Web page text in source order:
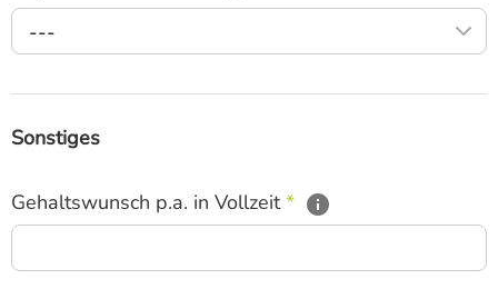
---
Sonstiges
Gehaltswunsch p.a. in Vollzeit*